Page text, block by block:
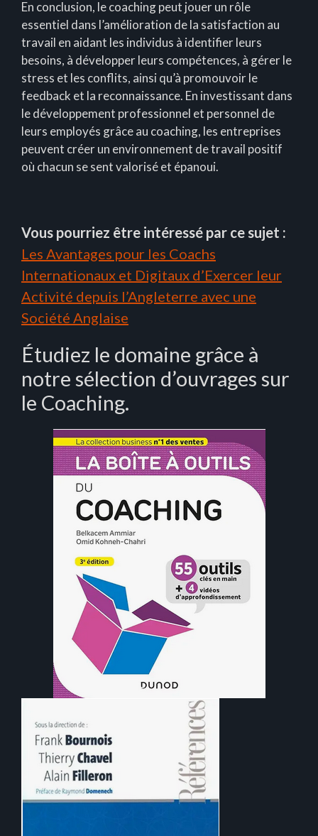
En conclusion, le coaching peut jouer un rôle
essentiel dans l’amélioration de la satisfaction au
travail en aidant les individus à identifier leurs
besoins, à développer leurs compétences, à gérer le
stress et les conflits, ainsi qu’à promouvoir le
feedback et la reconnaissance. En investissant dans
le développement professionnel et personnel de
leurs employés grâce au coaching, les entreprises
peuvent créer un environnement de travail positif
où chacun se sent valorisé et épanoui.
Vous pourriez être intéressé par ce sujet :
Les Avantages pour les Coachs
Internationaux et Digitaux d’Exercer leur
Activité depuis l’Angleterre avec une
Société Anglaise
Étudiez le domaine grâce à
notre sélection d’ouvrages sur
le Coaching.